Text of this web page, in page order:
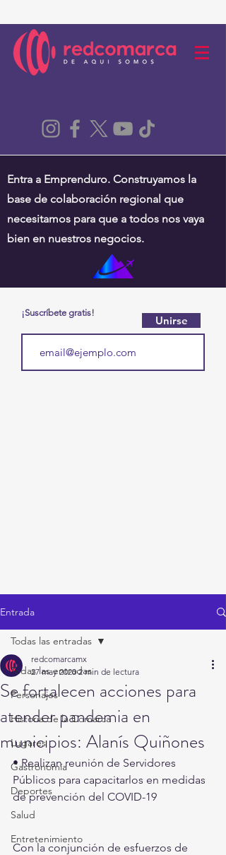
Entra a Emprenduro. Construyamos la
base de colaboración regional que
necesitamos para que a todos nos vaya
bien en nuestros negocios.
¡Suscríbete gratis!
Unirse
Entrada
Todas las entradas
Personajes
Historia de la Comarca
Lugares
Gastronomía
Deportes
Salud
Entretenimiento
Todas las entradas
Se fortalecen acciones para
atender pandemia en
municipios: Alanís Quiñones
redcomarcamx
27 may 2020 2 min de lectura
• Realizan reunión de Servidores
Públicos para capacitarlos en medidas
de prevención del COVID-19
Con la conjunción de esfuerzos de